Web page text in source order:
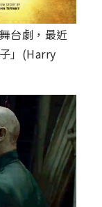
台劇，最近
」(Harry